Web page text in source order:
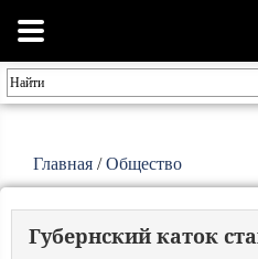
Главная /Общество
Губернский каток